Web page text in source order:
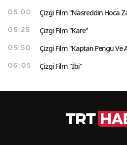
05:00 Çizgi Film "Nasreddin Hoca
05:25 Çizgi Film "Kare"
05:50 Çizgi Film "Kaptan Pengu Ve
06:05 Çizgi Film "İbi"